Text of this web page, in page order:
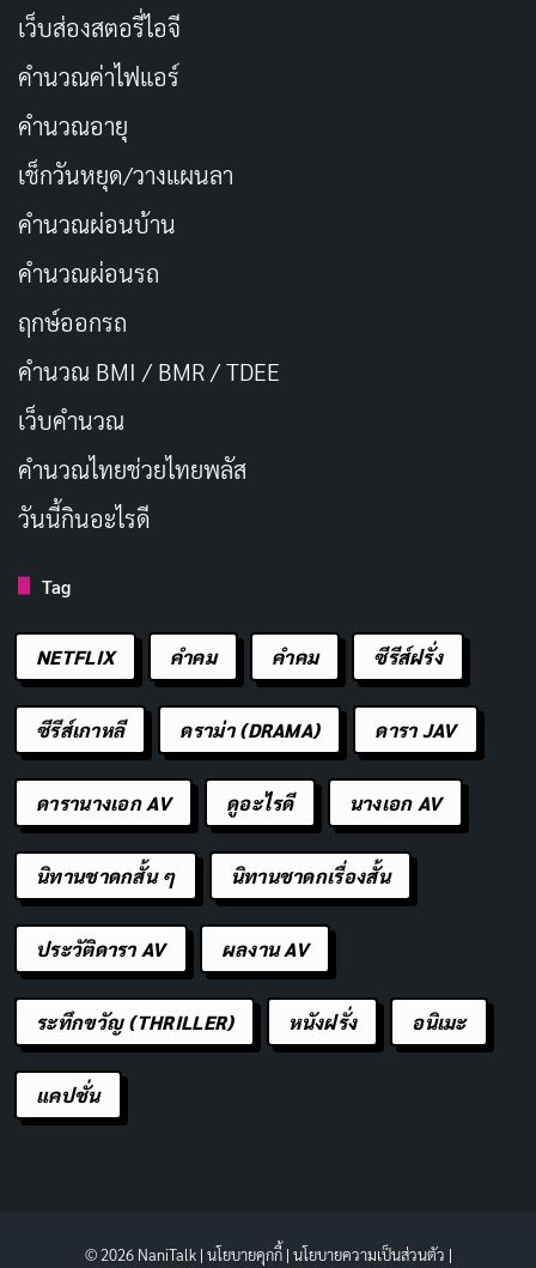
เว็บส่องสตอรี่ไอจี
คำนวณค่าไฟแอร์
คำนวณอายุ
เช็กวันหยุด/วางแผนลา
คำนวณผ่อนบ้าน
คำนวณผ่อนรถ
ฤกษ์ออกรถ
คำนวณ BMI / BMR / TDEE
เว็บคํานวณ
คํานวณไทยช่วยไทยพลัส
วันนี้กินอะไรดี
Tag
NETFLIX คำคม คําคม ซีรีส์ฝรั่ง
ซีรีส์เกาหลี ดราม่า (DRAMA) ดารา JAV
ดารานางเอก AV ดูอะไรดี นางเอก AV
นิทานชาดกสั้น ๆ นิทานชาดกเรื่องสั้น
ประวัติดารา AV ผลงาน AV
ระทึกขวัญ (THRILLER) หนังฝรั่ง อนิเมะ
แคปชั่น
© 2026 NaniTalk | นโยบายคุกกี้| นโยบายความเป็นส่วนตัว |